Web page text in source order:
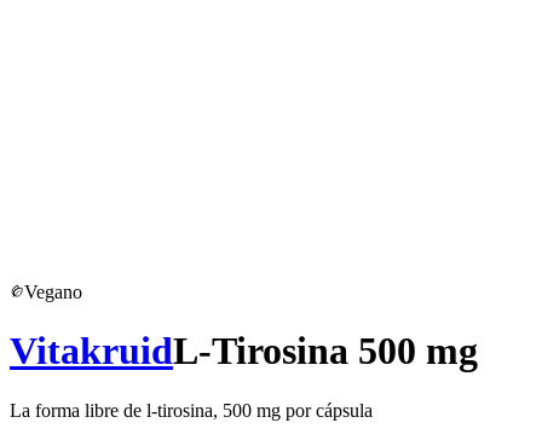
Vegano
VitakruidL-Tirosina 500 mg
La forma libre de l-tirosina, 500 mg por cápsula